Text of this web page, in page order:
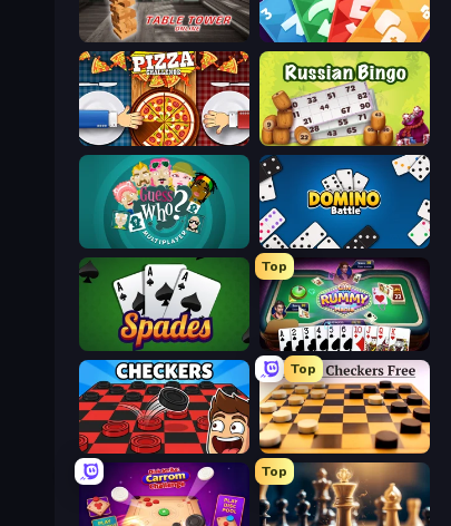
Table Tower Online Foono Online Multiplayer
Pizza Challenge Russian Bingo
Guess Who Online Domino Battle
Spades
Top
Gin Rummy Mania
Checkers & Draughts Multiplayer
Top
English Checkers Free
Top